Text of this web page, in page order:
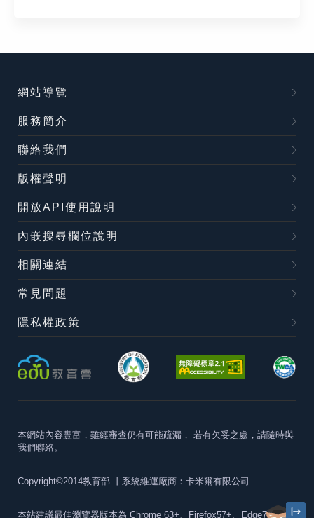
:::
網站導覽
服務簡介
聯絡我們
版權聲明
開放API使用說明
內嵌搜尋欄位說明
相關連結
常見問題
隱私權政策
本網站內容豐富，雖經審查仍有可能疏漏， 若有欠妥之處，請隨時與
我們聯絡。
Copyright©2014教育部 丨系統維運廠商：卡米爾有限公司
本站建議最佳瀏覽器版本為 Chrome 63+、Firefox57+、Edge79+及